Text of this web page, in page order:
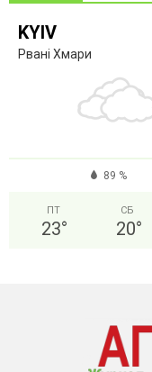
KYIV
Рвані Хмари
89 %
ПТ
23°
СБ
20°